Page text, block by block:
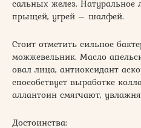
сальных желез. Натуральное
прыщей, угрей – шалфей.
Стоит отметить сильное
можжевельник. Масло
овал лица, антиоксидант
способствует выработке
аллантоин смягчают,
Достоинства: